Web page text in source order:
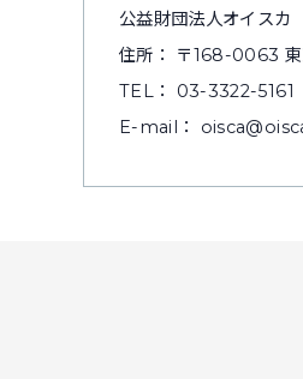
公益財団法人オイス
住所： 〒168-0063
TEL： 03-3322-
E-mail：